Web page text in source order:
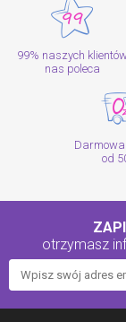
99% naszych
nas poleca
od
otrzymasz